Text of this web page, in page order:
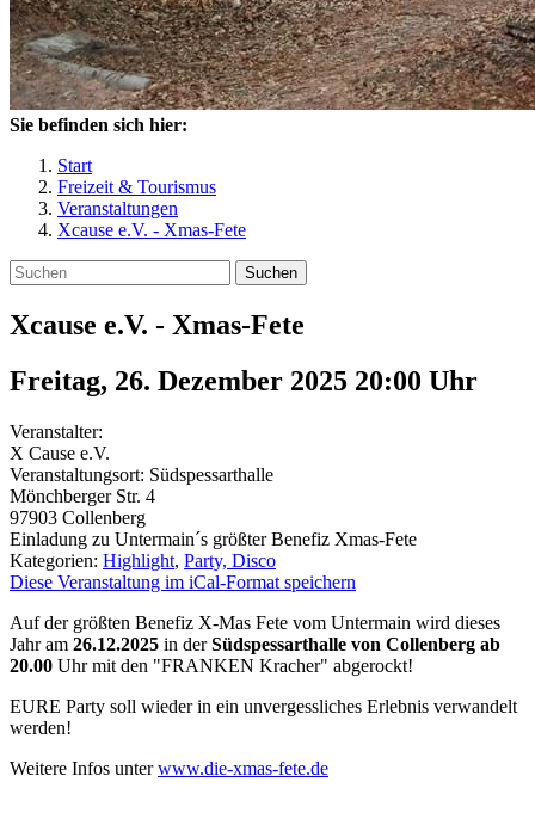
Sie befinden sich hier:
Start
Freizeit & Tourismus
Veranstaltungen
Xcause e.V. - Xmas-Fete
Suchen
Xcause e.V. - Xmas-Fete
Freitag, 26. Dezember 2025 20:00 Uhr
Veranstalter:
X Cause e.V.
Veranstaltungsort: Südspessarthalle
Mönchberger Str. 4
97903 Collenberg
Einladung zu Untermain´s größter Benefiz Xmas-Fete
Kategorien: Highlight, Party, Disco
Diese Veranstaltung im iCal-Format speichern
Auf der größten Benefiz X-Mas Fete vom Untermain wird dieses
Jahr am 26.12.2025 in derSüdspessarthalle von Collenberg ab
20.00 Uhr mit den "FRANKEN Kracher" abgerockt!
EURE Party soll wieder in ein unvergessliches Erlebnis verwandelt
werden!
Weitere Infos unterwww.die-xmas-fete.de